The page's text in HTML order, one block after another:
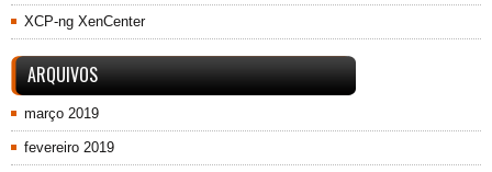
XCP-ng XenCenter
ARQUIVOS
março 2019
fevereiro 2019